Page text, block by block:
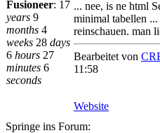
Fusioneer: 17
years 9
months 4
weeks 28 days
6 hours 27
minutes 6
seconds
... nee, is ne html
minimal tabellen
reinschauen. man
Bearbeitet von
11:58
Website
Springe ins Forum: